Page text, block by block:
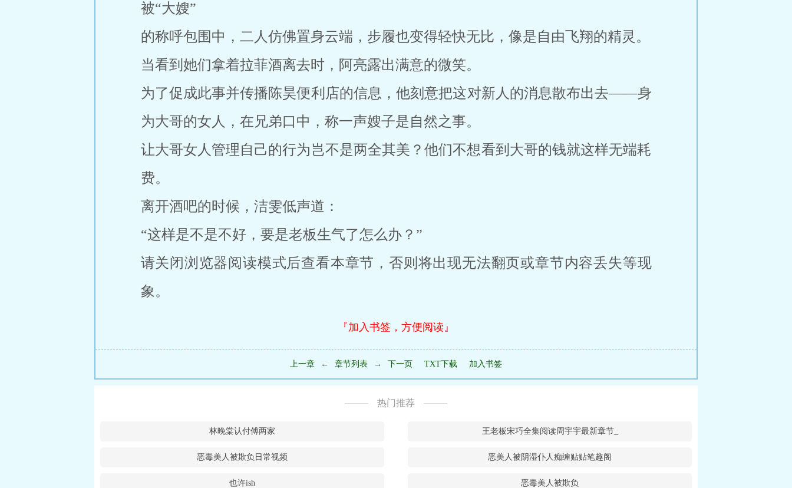
被“大嫂”
的称呼包围中，二人仿佛置身云端，步履也变得轻快无比，像是自由飞翔的精灵。
当看到她们拿着拉菲酒离去时，阿亮露出满意的微笑。
为了促成此事并传播陈昊便利店的信息，他刻意把这对新人的消息散布出去——身
为大哥的女人，在兄弟口中，称一声嫂子是自然之事。
让大哥女人管理自己的行为岂不是两全其美？他们不想看到大哥的钱就这样无端耗
费。
离开酒吧的时候，洁雯低声道：
“这样是不是不好，要是老板生气了怎么办？”
请关闭浏览器阅读模式后查看本章节，否则将出现无法翻页或章节内容丢失等现
象。
『加入书签，方便阅读』
上一章 ← 章节列表 → 下一页 TXT下载 加入书签
热门推荐
林晚棠认付傅两家 王老板宋巧全集阅读周宇宇最新章节_
恶毒美人被欺负日常视频 恶美人被阴湿仆人痴缠贴贴笔趣阁
也许ish 恶毒美人被欺负